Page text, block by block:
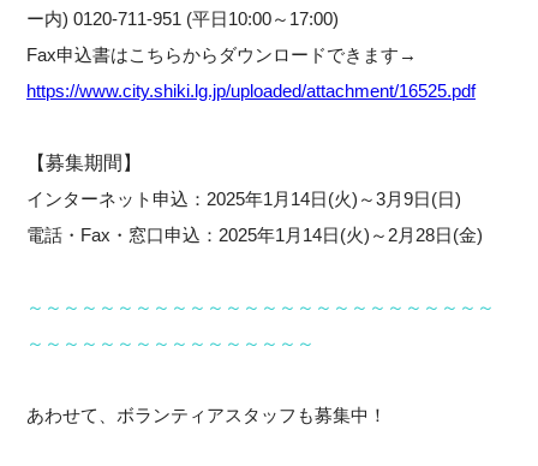
ー内) 0120-711-951 (平日10:00～17:00)
Fax申込書はこちらからダウンロードできます→
https://www.city.shiki.lg.jp/uploaded/attachment/16525.pdf
【募集期間】
インターネット申込：2025年1月14日(火)～3月9日(日)
電話・Fax・窓口申込：2025年1月14日(火)～2月28日(金)
～～～～～～～～～～～～～～～～～～～～～～～～～～
～～～～～～～～～～～～～～～～
あわせて、ボランティアスタッフも募集中！